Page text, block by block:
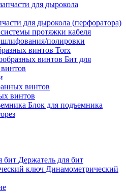
для дырокола (перфоратора)
протяжки кабеля
полировки
винтов Torx
Бит для
винтов
винтов
Блок для подъемника
Держатель для бит
Динамометрический